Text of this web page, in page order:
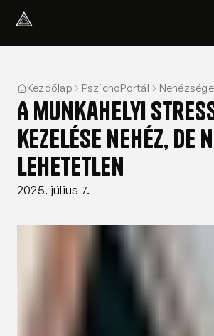
Amiben segítünk
Akik segítenek
Rólunk
Tudod-e?
Podcast
PszichoPortál
Pszichológiai tesztek
Kliens vagyok
Ahol segítünk
Kezdőlap PszichoPortál
A munkahelyi
kezelése nehéz, de
lehetetlen
2025. július 7.